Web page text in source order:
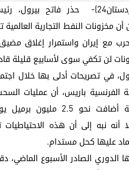
أربيل (كوردستان24)- حذر فاتح
أن مخزونات النفط التجارية
مع إيران واستمرار إغلاق
لن تكفي سوى لأسابيع قليلة
في تصريحات أدلى بها خلال
الفرنسية باريس، أن عمليات
الاستراتيجية أضافت نحو
أنه نبه إلى أن هذه
عليها كحل مستدام.
الدوري الصادر الأسبوع الماضي،